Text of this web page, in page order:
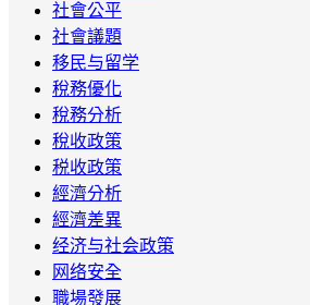
社會公平
社會議題
移民与留学
稅務優化
稅務分析
稅收政策
税收政策
經濟分析
經濟差異
经济与社会政策
网络安全
職場發展